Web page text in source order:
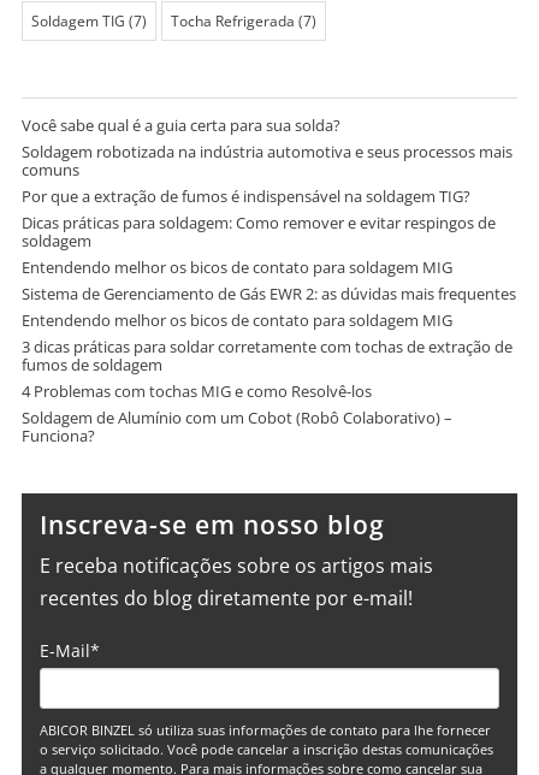
Soldagem TIG (7) Tocha Refrigerada (7)
Você sabe qual é a guia certa para sua solda?
Soldagem robotizada na indústria automotiva e seus processos mais
comuns
Por que a extração de fumos é indispensável na soldagem TIG?
Dicas práticas para soldagem: Como remover e evitar respingos de
soldagem
Entendendo melhor os bicos de contato para soldagem MIG
Sistema de Gerenciamento de Gás EWR 2: as dúvidas mais frequentes
Entendendo melhor os bicos de contato para soldagem MIG
3 dicas práticas para soldar corretamente com tochas de extração de
fumos de soldagem
4 Problemas com tochas MIG e como Resolvê-los
Soldagem de Alumínio com um Cobot (Robô Colaborativo) –
Funciona?
Inscreva-se em nosso blog
E receba notificações sobre os artigos mais
recentes do blog diretamente por e-mail!
E-Mail*
ABICOR BINZEL só utiliza suas informações de contato para lhe fornecer
o serviço solicitado. Você pode cancelar a inscrição destas comunicações
a qualquer momento. Para mais informações sobre como cancelar sua